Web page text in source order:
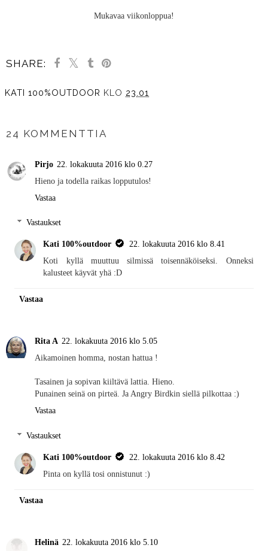
Mukavaa viikonloppua!
SHARE:
KATI 100%OUTDOOR KLO 23.01
24 KOMMENTTIA
Pirjo 22. lokakuuta 2016 klo 0.27
Hieno ja todella raikas lopputulos!
Vastaa
Vastaukset
Kati 100%outdoor
22. lokakuuta 2016 klo 8.41
Koti kyllä muuttuu silmissä toisennäköiseksi. Onneksi
kalusteet käyvät yhä :D
Vastaa
Rita A 22. lokakuuta 2016 klo 5.05
Aikamoinen homma, nostan hattua !
Tasainen ja sopivan kiiltävä lattia. Hieno.
Punainen seinä on pirteä. Ja Angry Birdkin siellä pilkottaa :)
Vastaa
Vastaukset
Kati 100%outdoor
22. lokakuuta 2016 klo 8.42
Pinta on kyllä tosi onnistunut :)
Vastaa
Helinä 22. lokakuuta 2016 klo 5.10